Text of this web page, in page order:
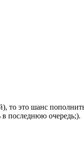
то это шанс
в последнюю очередь;).